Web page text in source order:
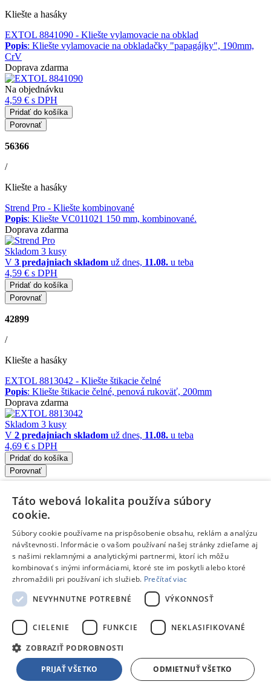
Kliešte a hasáky
EXTOL 8841090 - Kliešte vylamovacie na obklad
Popis: Kliešte vylamovacie na obkladačky "papagájky", 190mm,
CrV
Doprava zdarma
Na objednávku
4,59 € s DPH
Pridať do košíka
Porovnať
56366
/
Kliešte a hasáky
Strend Pro - Kliešte kombinované
Popis: Kliešte VC011021 150 mm, kombinované.
Doprava zdarma
Skladom 3 kusy
V 3 predajniach skladom už dnes, 11.08. u teba
4,59 € s DPH
Pridať do košíka
Porovnať
42899
/
Kliešte a hasáky
EXTOL 8813042 - Kliešte štikacie čelné
Popis: Kliešte štikacie čelné, penová rukoväť, 200mm
Doprava zdarma
Skladom 3 kusy
V 2 predajniach skladom už dnes, 11.08. u teba
4,69 € s DPH
Pridať do košíka
Porovnať
Kliešte a hasáky
Strend Pro PL1021- Klieste 180 mm, kombinované
Dĺžka: 180 mm •Popis: Kombinované kliešte Strend Pro pre
uchopenie plochého a kruhového materiálu s ergonomickými
rúčkami a protišmykovým drážkovaním.
Doprava zdarma
Skladom 2 kusy
V 1 predajni skladom už dnes,11.08. u teba
Pridať do košíka
Porovnať
Táto webová lokalita používa súbory
cookie.
Súbory cookie používame na prispôsobenie obsahu, reklám a analýzu
návštevnosti. Informácie o vašom používaní našej stránky zdieľame aj
s našimi reklamnými a analytickými partnermi, ktorí ich môžu
kombinovať s inými informáciami, ktoré ste im poskytli alebo ktoré
zhromaždili pri používaní ich služieb. Prečítať viac
NEVYHNUTNE POTREBNÉ
VÝKONNOSŤ
CIELENIE FUNKCIE NEKLASIFIKOVANÉ
ZOBRAZIŤ PODROBNOSTI
PRIJAŤ VŠETKO ODMIETNUŤ VŠETKO